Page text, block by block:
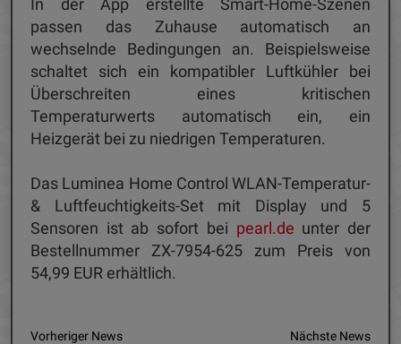
passen das Zuhause automatisch an
wechselnde Bedingungen an. Beispielsweise
schaltet sich ein kompatibler Luftkühler bei
Überschreiten eines kritischen
Temperaturwerts automatisch ein, ein
Heizgerät bei zu niedrigen Temperaturen.
Das Luminea Home Control WLAN-Temperatur-
& Luftfeuchtigkeits-Set mit Display und 5
Sensoren ist ab sofort bei pearl.de unter der
Bestellnummer ZX-7954-625 zum Preis von
54,99 EUR erhältlich.
Vorheriger News Nächste News